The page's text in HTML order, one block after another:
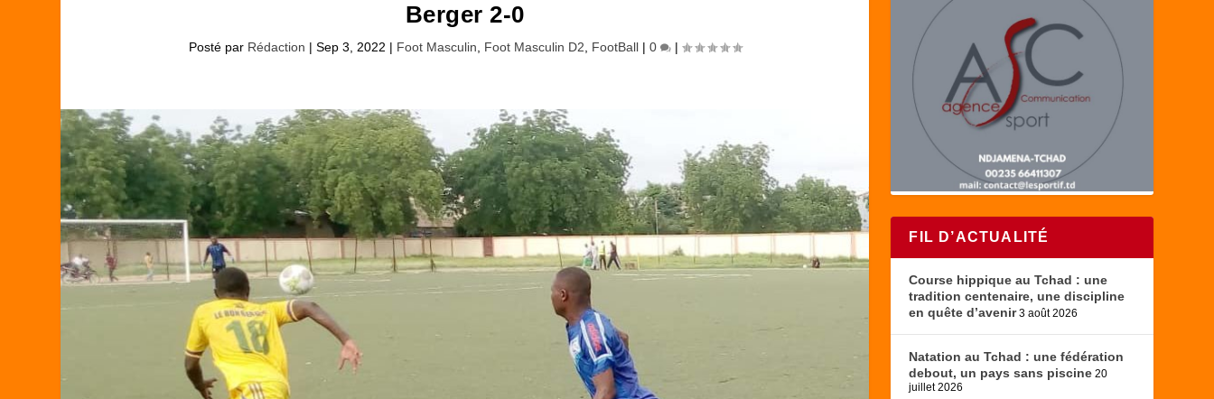
Berger 2-0
Posté par Rédaction | Sep 3, 2022 | Foot Masculin Foot Masculin D2 FootBall| 0 |
FIL D’ACTUALITÉ
Course hippique au Tchad : une
tradition centenaire, une discipline
en quête d’avenir 3 août 2026
Natation au Tchad : une fédération
debout, un pays sans piscine 20
juillet 2026